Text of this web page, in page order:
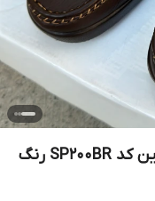
کفش روزمره مردانه چرم طبیعی فرزین کد SP200BR رنگ